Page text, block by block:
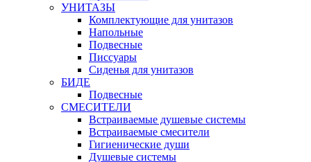
УНИТАЗЫ
Комплектующие для унитазов
Напольные
Подвесные
Писсуары
Сиденья для унитазов
БИДЕ
Подвесные
СМЕСИТЕЛИ
Встраиваемые душевые системы
Встраиваемые смесители
Гигиенические души
Душевые системы